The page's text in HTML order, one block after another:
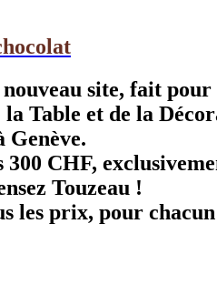
site, fait pour
Table et de la
Genève.
CHF,
Touzeau !
les prix, pour